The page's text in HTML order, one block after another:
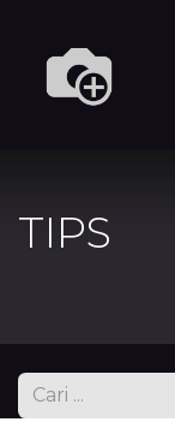
TIPS